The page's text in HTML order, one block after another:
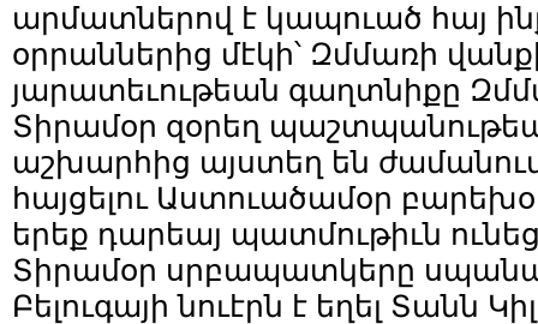
արմատներով է կապուած հայ
օրրաններից մէկի՝ Զմմառի
յարատեւութեան գաղտնիքը
Տիրամօր զօրեղ
աշխարհից այստեղ են
հայցելու Աստուածամօր
երեք դարեայ պատմութիւն
Տիրամօր սրբապատկերը
Բելուգայի նուէրն է եղել Տանն